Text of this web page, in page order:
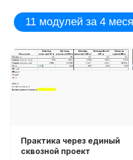
Практика через единый
сквозной проект
Попробовать 48 часов бесплатно